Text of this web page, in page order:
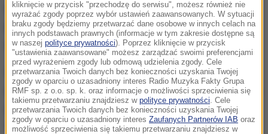
tym sezonie. Wyprzedzają go jedynie Argentyńczyk
Lautaro Martinez z Interu Mediolan (18) i Francuz
Olivier Giroudz Milanu (10).
W 89. minucie wynik meczu ustaliłChiesa(89.
minuta). Z kolei w 82. na boisku pojawił się napastnik
gospodarzyArkadiusz Milik,który zmienił
Vlahovica.
kliknięcie w przycisk "przechodzę do serwisu", możesz również nie
wyrażać zgody poprzez wybór ustawień zaawansowanych. W sytuacji
braku zgody będziemy przetwarzać dane osobowe w innych celach na
innych podstawach prawnych (informacje w tym zakresie dostępne są
w naszej polityce prywatności). Poprzez kliknięcie w przycisk
"ustawienia zaawansowane" możesz zarządzać swoimi preferencjami
przed wyrażeniem zgody lub odmową udzielenia zgody. Cele
przetwarzania Twoich danych bez konieczności uzyskania Twojej
zgody w oparciu o uzasadniony interes Radio Muzyka Fakty Grupa
RMF sp. z o.o. sp. k. oraz informacje o możliwości sprzeciwienia się
takiemu przetwarzaniu znajdziesz w polityce prywatności. Cele
przetwarzania Twoich danych bez konieczności uzyskania Twojej
zgody w oparciu o uzasadniony interes Zaufanych Partnerów IAB oraz
możliwość sprzeciwienia się takiemu przetwarzaniu znajdziesz w